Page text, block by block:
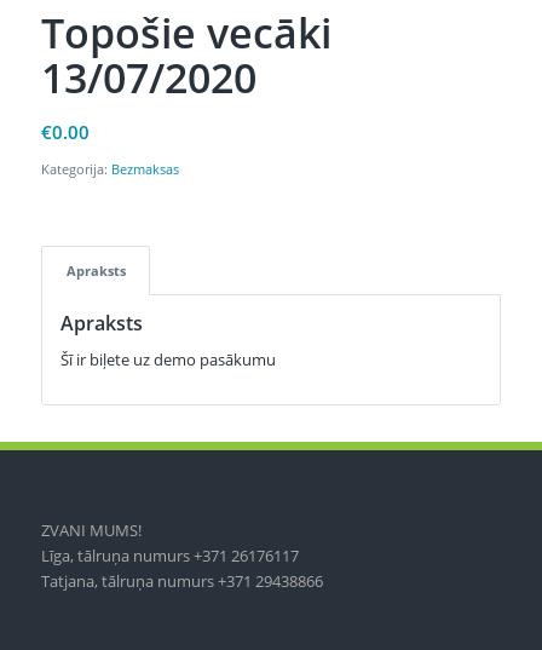
Topošie vecāki
13/07/2020
€0.00
Kategorija: Bezmaksas
Apraksts
Apraksts
Šī ir biļete uz demo pasākumu
ZVANI MUMS!
Līga, tālruņa numurs +371 26176117
Tatjana, tālruņa numurs +371 29438866